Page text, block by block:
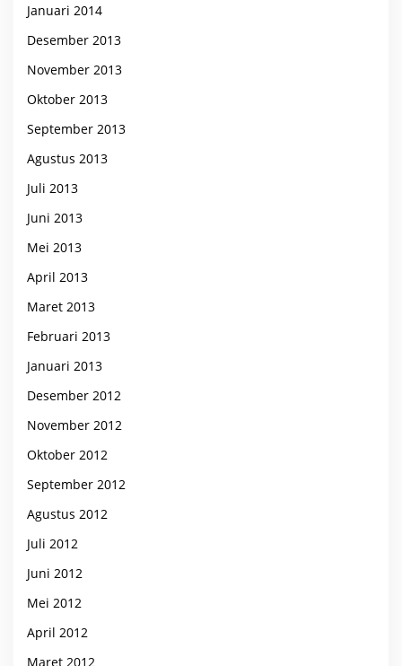
Januari 2014
Desember 2013
November 2013
Oktober 2013
September 2013
Agustus 2013
Juli 2013
Juni 2013
Mei 2013
April 2013
Maret 2013
Februari 2013
Januari 2013
Desember 2012
November 2012
Oktober 2012
September 2012
Agustus 2012
Juli 2012
Juni 2012
Mei 2012
April 2012
Maret 2012